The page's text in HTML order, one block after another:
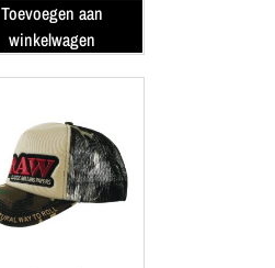
Toevoegen aan
winkelwagen